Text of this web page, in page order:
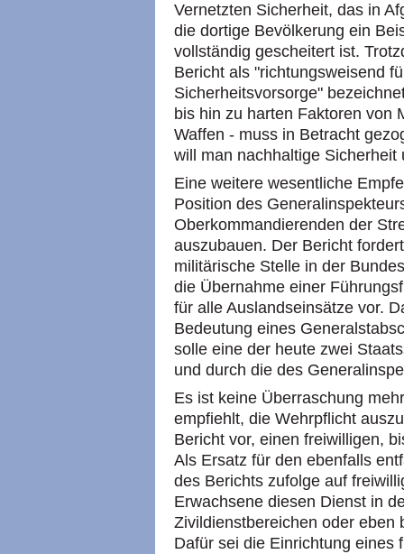
Vernetzten Sicherheit, das in
die dortige Bevölkerung ein
vollständig gescheitert ist.
Bericht als "richtungsweisend
Sicherheitsvorsorge"
bis hin zu harten Faktoren von
Waffen - muss in Betracht
will man nachhaltige
Eine weitere wesentliche
Position des
Oberkommandierenden der
auszubauen. Der Bericht
militärische Stelle in der
die Übernahme einer
für alle Auslandseinsätze vor.
Bedeutung eines
solle eine der heute zwei
und durch die des
Es ist keine Überraschung
empfiehlt, die Wehrpflicht
Bericht vor, einen freiwilligen,
Als Ersatz für den ebenfalls
des Berichts zufolge auf
Erwachsene diesen Dienst in
Zivildienstbereichen oder eben
Dafür sei die Einrichtung eines